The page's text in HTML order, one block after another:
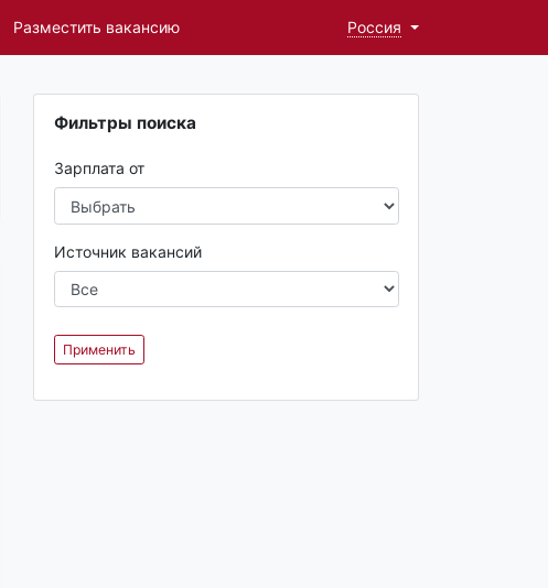
Разместить вакансию Россия
Фильтры поиска
Зарплата от
Источник вакансий
Применить